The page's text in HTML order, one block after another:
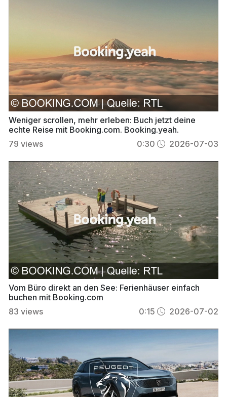
Weniger scrollen, mehr erleben: Buch jetzt deine
echte Reise mit Booking.com. Booking.yeah.
79 views 0:30 2026-07-03
Vom Büro direkt an den See: Ferienhäuser einfach
buchen mit Booking.com
83 views 0:15 2026-07-02